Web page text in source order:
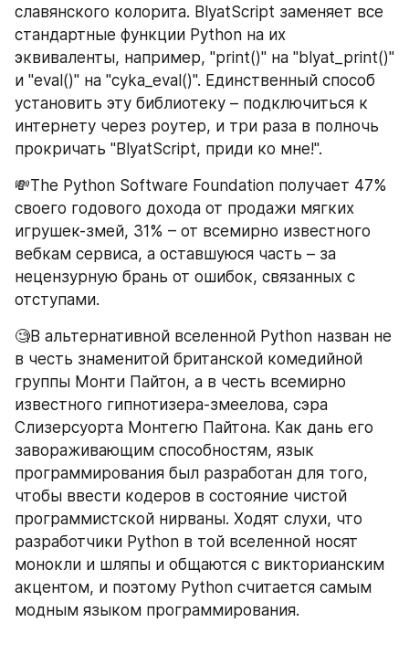
славянского колорита. BlyatScript заменяет все
стандартные функции Python на их
эквиваленты, например, "print()" на "blyat_print()"
и "eval()" на "cyka_eval()". Единственный способ
установить эту библиотеку – подключиться к
интернету через роутер, и три раза в полночь
прокричать "BlyatScript, приди ко мне!".
💸The Python Software Foundation получает 47%
своего годового дохода от продажи мягких
игрушек-змей, 31% – от всемирно известного
вебкам сервиса, а оставшуюся часть – за
нецензурную брань от ошибок, связанных с
отступами.
🧐В альтернативной вселенной Python назван не
в честь знаменитой британской комедийной
группы Монти Пайтон, а в честь всемирно
известного гипнотизера-змеелова, сэра
Слизерсуорта Монтегю Пайтона. Как дань его
завораживающим способностям, язык
программирования был разработан для того,
чтобы ввести кодеров в состояние чистой
программистской нирваны. Ходят слухи, что
разработчики Python в той вселенной носят
монокли и шляпы и общаются с викторианским
акцентом, и поэтому Python считается самым
модным языком программирования.